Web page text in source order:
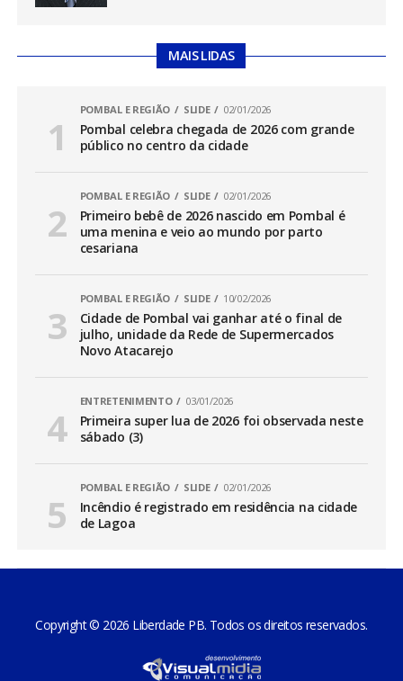
MAIS LIDAS
POMBAL E REGIÃO SLIDE 02/01/2026
Pombal celebra chegada de 2026 com grande
público no centro da cidade
POMBAL E REGIÃO SLIDE 02/01/2026
Primeiro bebê de 2026 nascido em Pombal é
uma menina e veio ao mundo por parto
cesariana
POMBAL E REGIÃO SLIDE 10/02/2026
Cidade de Pombal vai ganhar até o final de
julho, unidade da Rede de Supermercados
Novo Atacarejo
ENTRETENIMENTO 03/01/2026
Primeira super lua de 2026 foi observada neste
sábado (3)
POMBAL E REGIÃO SLIDE 02/01/2026
Incêndio é registrado em residência na cidade
de Lagoa
Copyright © 2026 Liberdade PB. Todos os direitos reservados.